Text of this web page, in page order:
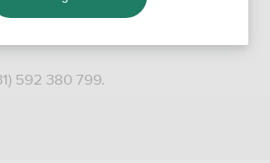
592 380 799.